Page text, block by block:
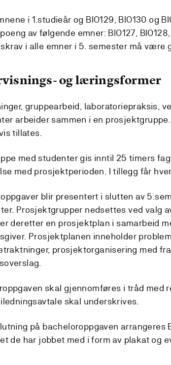
i 1.studieår og BIO129, BIO130 og
av følgende emner: BIO127, BIO128,
i alle emner i 5. semester må være
og læringsformer
gruppearbeid, laboratoriepraksis,
arbeider sammen i en
tillates.
med studenter gis inntil 25 timers
med prosjektperioden. I tillegg får
blir presentert i slutten av
Prosjektgrupper nedsettes ved valg
deretter en prosjektplan i samarbeid
Prosjektplanen inneholder
prosjektorganisering med
skal gjennomføres i tråd med
skal underskrives.
på bacheloroppgaven arrangeres
de har jobbet med i form av plakat og